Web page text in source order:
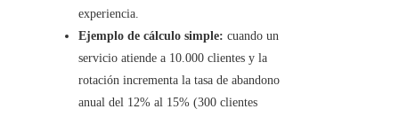
experiencia.
Ejemplo de cálculo simple: cuando un
servicio atiende a 10.000 clientes y la
rotación incrementa la tasa de abandono
anual del 12% al 15% (300 clientes